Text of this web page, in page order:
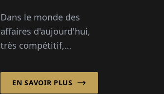
économiquement
Dans le monde des
affaires d'aujourd'hui,
très compétitif,
pour les initiatives
vertes est souvent mis
EN SAVOIR PLUS